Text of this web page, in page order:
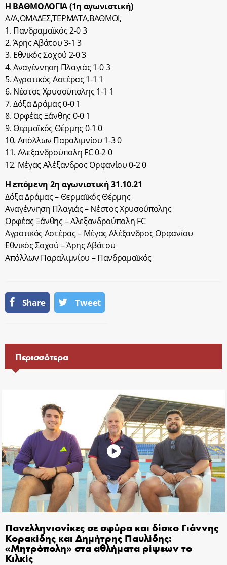
Η ΒΑΘΜΟΛΟΓΙΑ (1η αγωνιστική)
Α/Α,ΟΜΑΔΕΣ,ΤΕΡΜΑΤΑ,BΑΘΜΟΙ,
1. Πανδραμαϊκός 2-0 3
2. Άρης Αβάτου 3-1 3
3. Εθνικός Σοχού 2-0 3
4. Αναγέννηση Πλαγιάς 1-0 3
5. Αγροτικός Αστέρας 1-1 1
6. Νέστος Χρυσούπολης 1-1 1
7. Δόξα Δράμας 0-0 1
8. Ορφέας Ξάνθης 0-0 1
9. Θερμαϊκός Θέρμης 0-1 0
10. Απόλλων Παραλιμνίου 1-3 0
11. Αλεξανδρούπολη FC 0-2 0
12. Μέγας Αλέξανδρος Ορφανίου 0-2 0
Η επόμενη 2η αγωνιστική 31.10.21
Δόξα Δράμας – Θερμαϊκός Θέρμης
Αναγέννηση Πλαγιάς – Νέστος Χρυσούπολης
Ορφέας Ξάνθης – Αλεξανδρούπολη FC
Αγροτικός Αστέρας – Μέγας Αλέξανδρος Ορφανίου
Εθνικός Σοχού – Άρης Αβάτου
Απόλλων Παραλιμνίου – Πανδραμαϊκός
Share Tweet
Περισσότερα
Πανελληνιονίκες σε σφύρα και δίσκο Γιάννης
Κορακίδης και Δημήτρης Παυλίδης:
«Μητρόπολη» στα αθλήματα ρίψεων το
Κιλκίς